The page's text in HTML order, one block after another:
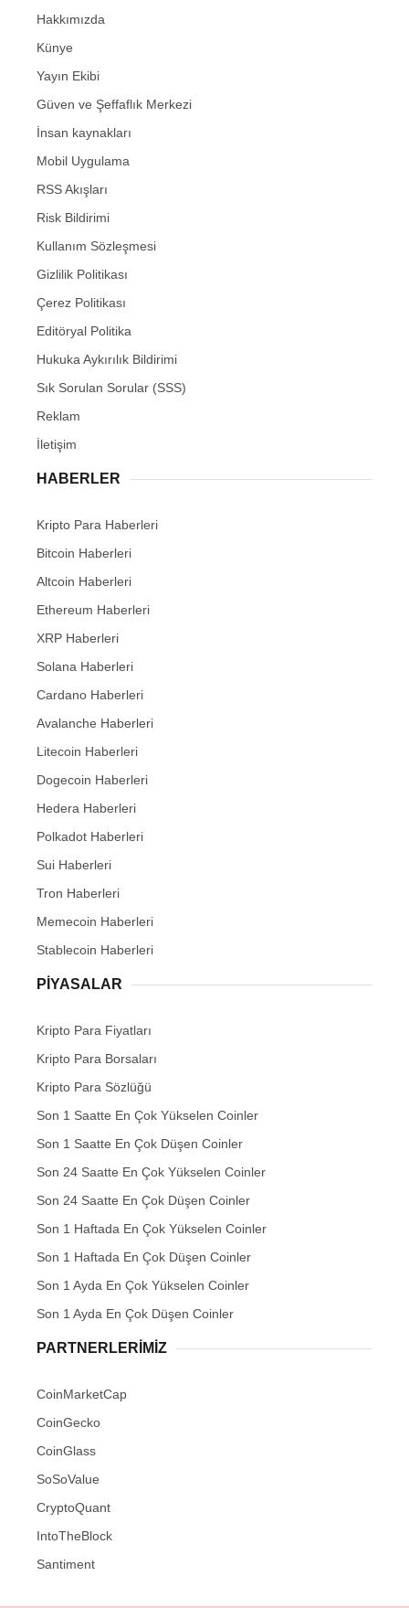
Hakkımızda
Künye
Yayın Ekibi
Güven ve Şeffaflık Merkezi
İnsan kaynakları
Mobil Uygulama
RSS Akışları
Risk Bildirimi
Kullanım Sözleşmesi
Gizlilik Politikası
Çerez Politikası
Editöryal Politika
Hukuka Aykırılık Bildirimi
Sık Sorulan Sorular (SSS)
Reklam
İletişim
HABERLER
Kripto Para Haberleri
Bitcoin Haberleri
Altcoin Haberleri
Ethereum Haberleri
XRP Haberleri
Solana Haberleri
Cardano Haberleri
Avalanche Haberleri
Litecoin Haberleri
Dogecoin Haberleri
Hedera Haberleri
Polkadot Haberleri
Sui Haberleri
Tron Haberleri
Memecoin Haberleri
Stablecoin Haberleri
PIYASALAR
Kripto Para Fiyatları
Kripto Para Borsaları
Kripto Para Sözlüğü
Son 1 Saatte En Çok Yükselen Coinler
Son 1 Saatte En Çok Düşen Coinler
Son 24 Saatte En Çok Yükselen Coinler
Son 24 Saatte En Çok Düşen Coinler
Son 1 Haftada En Çok Yükselen Coinler
Son 1 Haftada En Çok Düşen Coinler
Son 1 Ayda En Çok Yükselen Coinler
Son 1 Ayda En Çok Düşen Coinler
PARTNERLERIMIZ
CoinMarketCap
CoinGecko
CoinGlass
SoSoValue
CryptoQuant
IntoTheBlock
Santiment